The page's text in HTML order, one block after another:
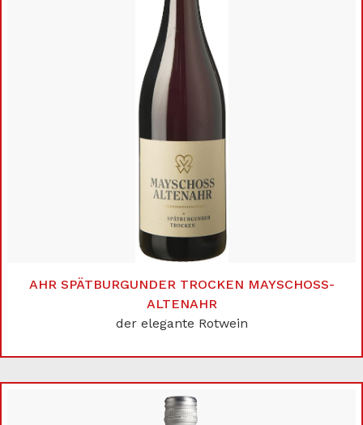
AHR SPÄTBURGUNDER TROCKEN MAYSCHOSS-A
LTENAHR
der elegante Rotwein